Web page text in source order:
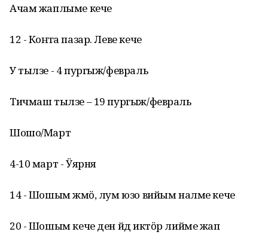
Ачам жаплыме кече
12 - Коҥга пазар. Леве кече
У тылзе - 4 пургыж/февраль
Тичмаш тылзе – 19 пургыж/февраль
Шошо/Март
4-10 март - Ӱярня
14 - Шошым ӱжмӧ, лум юзо вийым налме кече
20 - Шошым кече ден йӱд иктӧр лийме жап